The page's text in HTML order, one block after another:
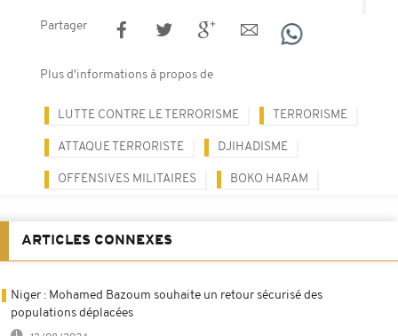
Partager
Plus d'informations à propos de
LUTTE CONTRE LE TERRORISME TERRORISME
ATTAQUE TERRORISTE DJIHADISME
OFFENSIVES MILITAIRES BOKO HARAM
ARTICLES CONNEXES
Niger : Mohamed Bazoum souhaite un retour sécurisé des
populations déplacées